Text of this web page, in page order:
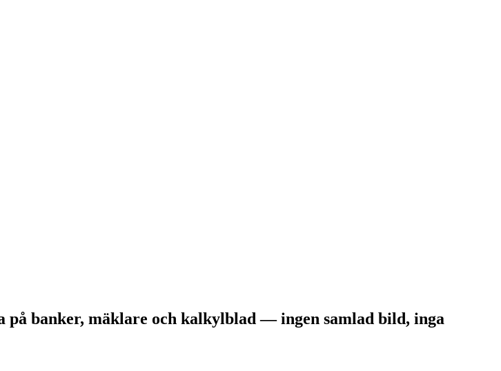
på banker, mäklare och kalkylblad — ingen samlad bild, inga